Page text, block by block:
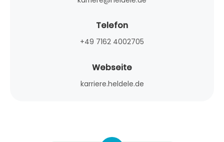
Telefon
+49 7162 4002705
Webseite
karriere.heldele.de